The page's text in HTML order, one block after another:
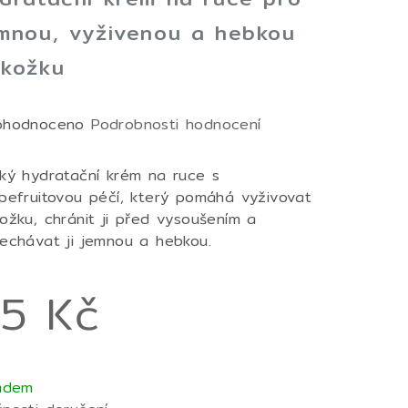
vyživenou a hebkou
Podrobnosti hodnocení
hydratační krém na ruce s
péčí, který pomáhá vyživovat
chránit ji před vysoušením a
ji jemnou a hebkou.
Kč